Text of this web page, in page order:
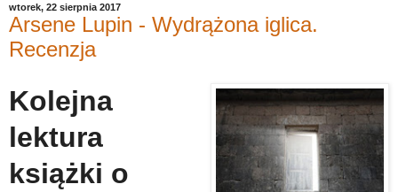
wtorek, 22 sierpnia 2017
Arsene Lupin - Wydrążona iglica.
Recenzja
Kolejna
lektura
książki o